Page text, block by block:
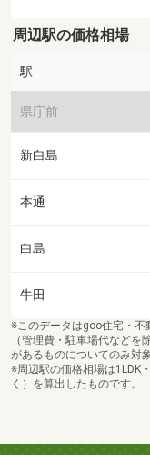
周辺駅の価格相場
駅
県庁前
新白島
本通
白島
牛田
※このデータはgoo住宅・不
（管理費・駐車場代など
があるものについてのみ対
※周辺駅の価格相場は1LDK
く）を算出したものです。